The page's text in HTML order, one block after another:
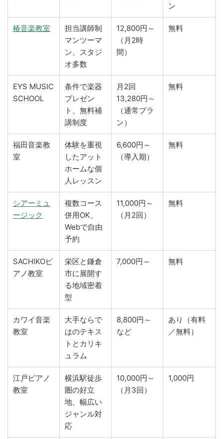
ン
椿音楽教室
担当講師制
マンツーマ
ン、スタジ
オ多数
12,800円～
（月2時
間）
無料
EYS MUSIC
SCHOOL
条件で楽器
プレゼン
ト、無料補
講制度
月2回
13,280円～
（通常プラ
ン）
無料
福田音楽教
室
体験を重視
したアット
ホームな個
人レッスン
6,600円～
（導入期）
無料
シアーミュ
ージック
複数コース
併用OK、
Webで自由
予約
11,000円～
（月2回）
無料
SACHIKOピ
アノ教室
栄区と鎌倉
市に展開す
る地域密着
型
7,000円～ 無料
カワイ音楽
教室
大手ならで
はのテキス
トとカリキ
ュラム
8,800円～
など
あり（有料
／無料）
江戸ピアノ
教室
横浜駅徒歩
圏の好立
地、幅広い
ジャンル対
応
10,000円～
（月3回）
1,000円